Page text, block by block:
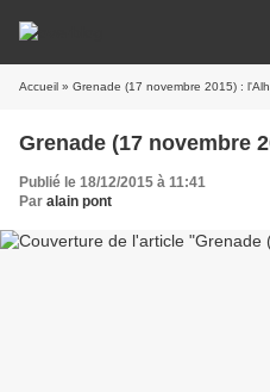
Accueil » Grenade (17 novembre 2015) :
Grenade (17 novembre
Publié le 18/12/2015 à 11:41
Par alain pont